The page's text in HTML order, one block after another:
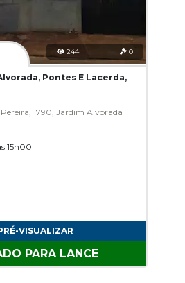
244 0
Pontes E Lacerda,
1790, Jardim Alvorada
15h00
VISUALIZAR
PARA LANCE